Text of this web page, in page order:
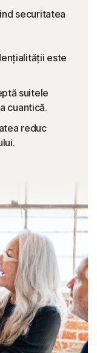
securitatea
este
suitele
cuantică.
reduc